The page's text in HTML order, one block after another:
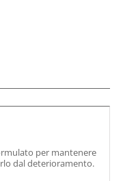
per mantenere
dal deterioramento.